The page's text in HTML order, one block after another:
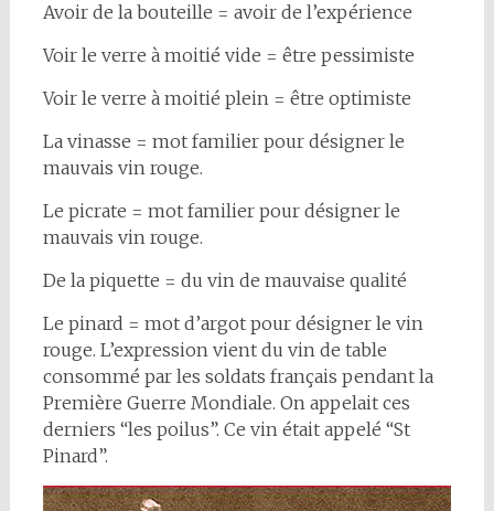
Avoir de la bouteille = avoir de l’expérience
Voir le verre à moitié vide = être pessimiste
Voir le verre à moitié plein = être optimiste
La vinasse = mot familier pour désigner le
mauvais vin rouge.
Le picrate = mot familier pour désigner le
mauvais vin rouge.
De la piquette = du vin de mauvaise qualité
Le pinard = mot d’argot pour désigner le vin
rouge. L’expression vient du vin de table
consommé par les soldats français pendant la
Première Guerre Mondiale. On appelait ces
derniers “les poilus”. Ce vin était appelé “St
Pinard”.